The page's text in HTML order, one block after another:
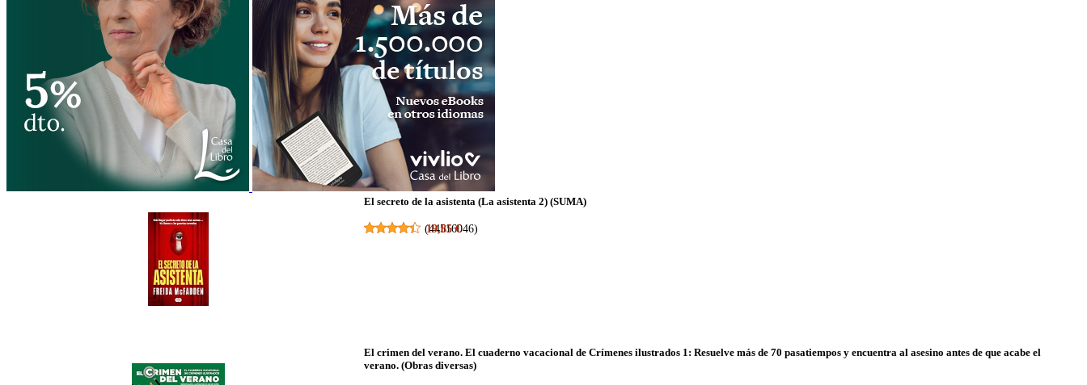
El secreto de la asistenta (La asistenta 2) (SUMA)
(44516046)
19,85 €
El crimen del verano. El cuaderno vacacional de Crímenes ilustrados 1: Resuelve más de 70 pasatiempos y encuentra al asesino antes de que acabe el
verano. (Obras diversas)